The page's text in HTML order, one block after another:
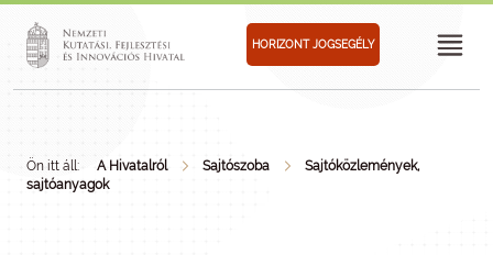
HORIZONT JOGSEGÉLY
Ön itt áll: A Hivatalról Sajtószoba
Sajtóközlemények,
sajtóanyagok